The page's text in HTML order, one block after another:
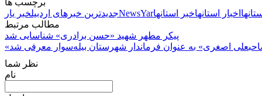
جدیدترین خبرهای اردبیلخبر یار NewsYar اخبار استانهاخبر استانها
مطالب مرتبط
پیکر مطهر شهید «حسن برادری» شناسایی شد
اصغری» به عنوان فرماندار شهرستان بیله‌سوار معرفی شد
نظر شما
نام